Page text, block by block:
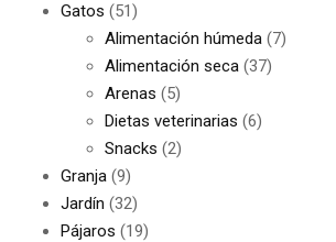
Gatos (51)
Alimentación húmeda (7)
Alimentación seca (37)
Arenas (5)
Dietas veterinarias (6)
Snacks (2)
Granja (9)
Jardín (32)
Pájaros (19)